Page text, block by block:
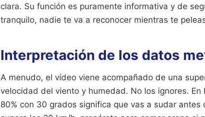
clara. Su función es puramente informativa y de
tranquilo, nadie te va a reconocer mientras te
Interpretación de los datos
A menudo, el vídeo viene acompañado de una
velocidad del viento y humedad. No los ignores.
80% con 30 grados significa que vas a sudar